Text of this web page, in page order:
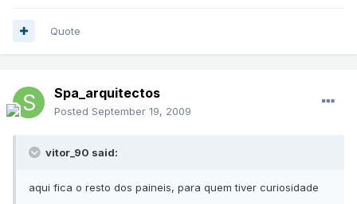
Quote
Spa_arquitectos
Posted September 19, 2009
vitor_90 said:
aqui fica o resto dos paineis, para quem tiver curiosidade